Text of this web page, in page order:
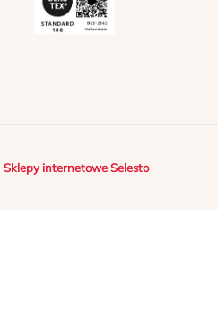
Sklepy internetowe Selesto